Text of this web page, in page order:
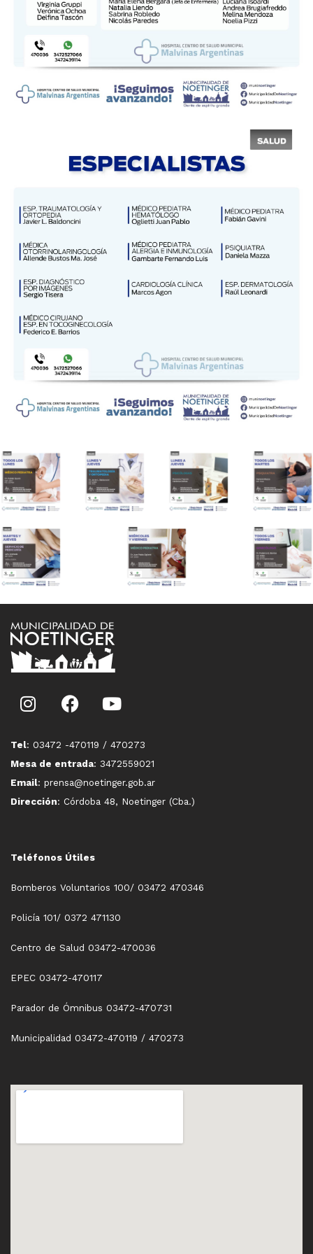
Tel: 03472 -470119 / 470273
Mesa de entrada: 3472559021
Email: prensa@noetinger.gob.ar
Dirección: Córdoba 48, Noetinger (Cba.)
Teléfonos Útiles
Bomberos Voluntarios 100/ 03472 470346
Policía 101/ 0372 471130
Centro de Salud 03472-470036
EPEC 03472-470117
Parador de Ómnibus 03472-470731
Municipalidad 03472-470119 / 470273